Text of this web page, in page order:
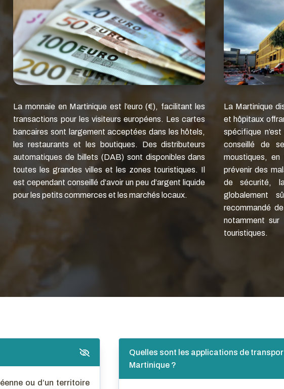
La monnaie en Martinique est l’euro (€), facilitant les
transactions pour les visiteurs européens. Les cartes
bancaires sont largement acceptées dans les hôtels,
les restaurants et les boutiques. Des distributeurs
automatiques de billets (DAB) sont disponibles dans
toutes les grandes villes et les zones touristiques. Il
est cependant conseillé d’avoir un peu d’argent liquide
pour les petits commerces et les marchés locaux.
La Martinique
et hôpitaux
spécifique
conseillé de
moustiques,
prévenir des
de sécurité,
globalement
recommandé
notamment
touristiques.
ou d’un territoire
Quelles sont les applications de
Martinique ?